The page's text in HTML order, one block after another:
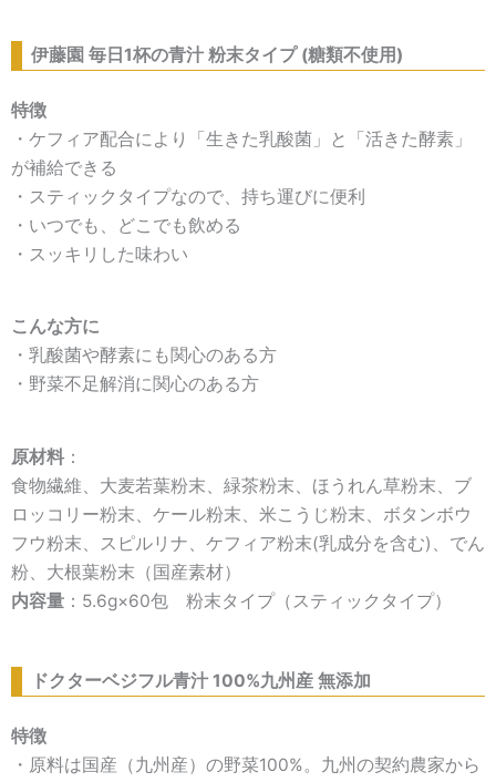
伊藤園 毎日1杯の青汁 粉末タイプ (糖類不使用)
特徴
・ケフィア配合により「生きた乳酸菌」と「活きた酵素」
が補給できる
・スティックタイプなので、持ち運びに便利
・いつでも、どこでも飲める
・スッキリした味わい
こんな方に
・乳酸菌や酵素にも関心のある方
・野菜不足解消に関心のある方
原材料 ：
食物繊維、大麦若葉粉末、緑茶粉末、ほうれん草粉末、ブ
ロッコリー粉末、ケール粉末、米こうじ粉末、ボタンボウ
フウ粉末、スピルリナ、ケフィア粉末(乳成分を含む)、でん
粉、大根葉粉末（国産素材）
内容量 ：5.6g×60包 粉末タイプ（スティックタイプ）
ドクターベジフル青汁 100%九州産 無添加
特徴
・原料は国産（九州産）の野菜100%。九州の契約農家から